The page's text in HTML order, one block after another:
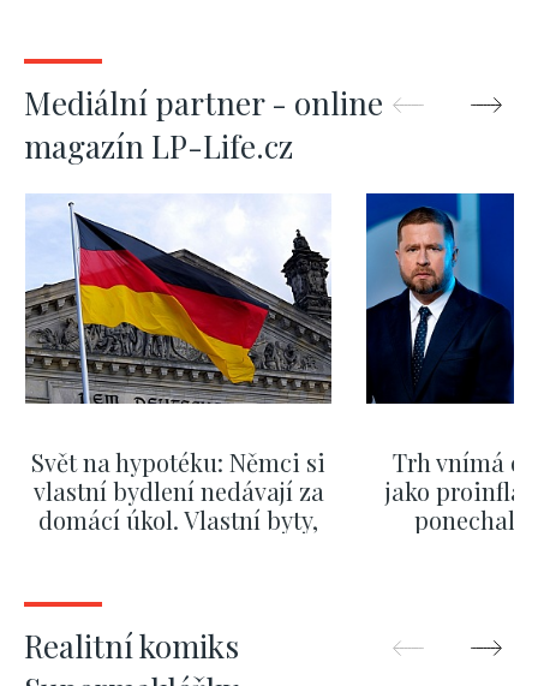
Mediální partner - online
magazín LP-Life.cz
Svět na hypotéku: Němci si
vlastní bydlení nedávají za
domácí úkol. Vlastní byty,
Trh vnímá
jako
ponechali
Realitní komiks